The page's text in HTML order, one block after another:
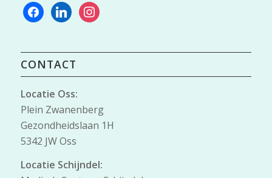
facebooklinkedininstagram
CONTACT
Locatie Oss:
Plein Zwanenberg
Gezondheidslaan 1H
5342 JW Oss
Locatie Schijndel: